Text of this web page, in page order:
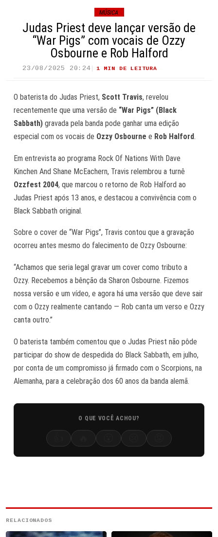
MÚSICA
Judas Priest deve lançar versão de
“War Pigs” com vocais de Ozzy
Osbourne e Rob Halford
23/08/2025 20:24 1 MIN DE LEITURA
O baterista do Judas Priest, Scott Travis, revelou
recentemente que uma versão de “War Pigs” (Black
Sabbath) gravada pela banda pode ganhar uma edição
especial com os vocais de Ozzy Osbourne e Rob Halford.
Em entrevista ao programa Rock Of Nations With Dave
Kinchen And Shane McEachern, Travis relembrou a turnê
Ozzfest 2004, que marcou o retorno de Rob Halford ao
Judas Priest após 13 anos, e destacou a convivência com o
Black Sabbath original.
Sobre o cover de “War Pigs”, Travis contou que a gravação
ocorreu antes mesmo do falecimento de Ozzy Osbourne:
“Achamos que seria legal gravar um cover como tributo a
Ozzy. Recebemos a bênção da Sharon Osbourne. Fizemos
nossa versão e um vídeo, e agora há uma versão que deve sair
com o Ozzy realmente cantando — Rob canta um verso e Ozzy
canta outro.”
O baterista também comentou que o Judas Priest não pôde
participar do show de despedida do Black Sabbath, em julho,
por conta de um compromisso já firmado com o Scorpions, na
Alemanha, para a celebração dos 60 anos da banda alemã.
O QUE VOCÊ ACHOU?
RELACIONADOS